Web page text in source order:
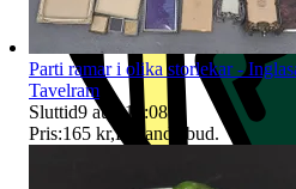
Parti ramar i olika storlekar -
Tavelram
Sluttid9 aug 18:08.
Pris:165 kr,Ledande bud.